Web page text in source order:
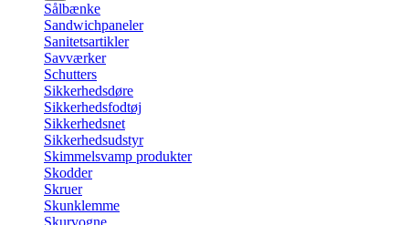
Sålbænke
Sandwichpaneler
Sanitetsartikler
Savværker
Schutters
Sikkerhedsdøre
Sikkerhedsfodtøj
Sikkerhedsnet
Sikkerhedsudstyr
Skimmelsvamp produkter
Skodder
Skruer
Skunklemme
Skurvogne